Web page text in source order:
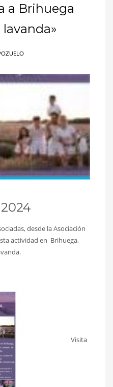
a Brihuega
desde la Asociación
actividad en Brihuega,
Visita